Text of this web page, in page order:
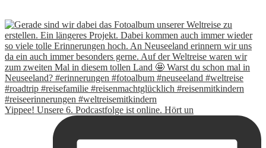
Yippee! Unsere 6. Podcastfolge ist online. Hört un